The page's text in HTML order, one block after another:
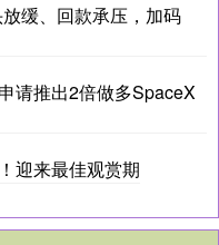
缓、回款承压，加码
请推出2倍做多SpaceX
迎来最佳观赏期